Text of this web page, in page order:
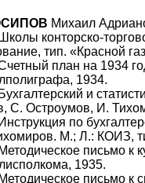
Михаил
Школы конторско-
тип. «Красной
план на 1934
1934.
Бухгалтерский и
С. Остроумов, И.
Инструкция по
М.; Л.: КОИЗ,
Методическое письмо к
1935.
Методическое письмо к